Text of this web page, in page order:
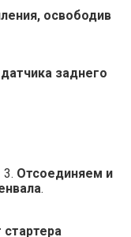
освободив
заднего
3. Отсоединяем и
.